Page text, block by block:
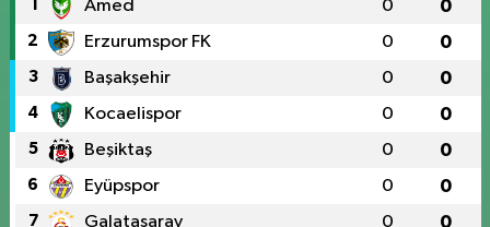
1 Amed 0 0
2 Erzurumspor FK 0 0
3 Başakşehir 0 0
4 Kocaelispor 0 0
5 Beşiktaş 0 0
6 Eyüpspor 0 0
7 Galatasaray 0 0